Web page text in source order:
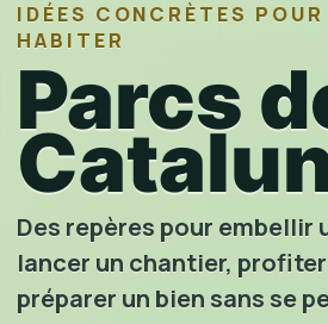
IDÉES CONCRÈTES
HABITER
Parcs
Des repères pour embellir
lancer un chantier,
préparer un bien sans se